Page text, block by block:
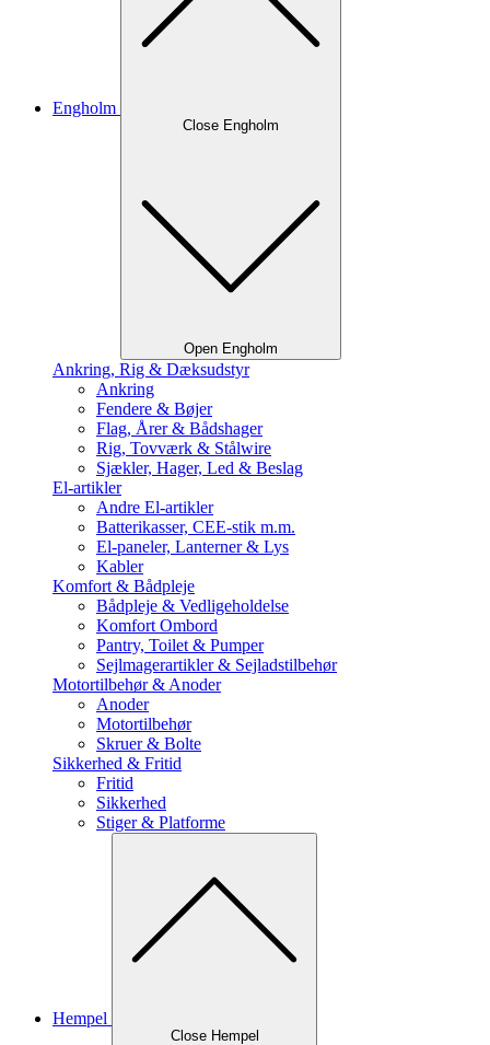
Engholm
Close Engholm
Open Engholm
Ankring, Rig & Dæksudstyr
Ankring
Fendere & Bøjer
Flag, Årer & Bådshager
Rig, Tovværk & Stålwire
Sjækler, Hager, Led & Beslag
El-artikler
Andre El-artikler
Batterikasser, CEE-stik m.m.
El-paneler, Lanterner & Lys
Kabler
Komfort & Bådpleje
Bådpleje & Vedligeholdelse
Komfort Ombord
Pantry, Toilet & Pumper
Sejlmagerartikler & Sejladstilbehør
Motortilbehør & Anoder
Anoder
Motortilbehør
Skruer & Bolte
Sikkerhed & Fritid
Fritid
Sikkerhed
Stiger & Platforme
Hempel
Close Hempel